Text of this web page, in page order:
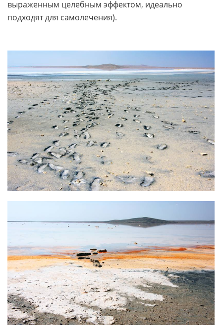
выраженным целебным эффектом, идеально
подходят для самолечения).